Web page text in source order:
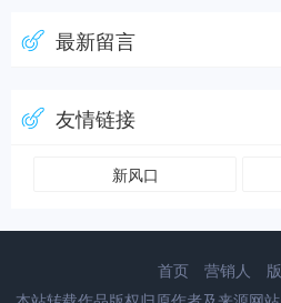
最新留言
友情链接
新风口
首页 营销人